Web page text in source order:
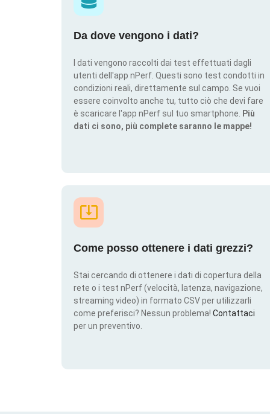
Da dove vengono i dati?
I dati vengono raccolti dai test effettuati dagli
utenti dell'app nPerf. Questi sono test condotti in
condizioni reali, direttamente sul campo. Se vuoi
essere coinvolto anche tu, tutto ciò che devi fare
è scaricare l'app nPerf sul tuo smartphone.
Più
dati ci sono, più complete saranno le mappe!
Come posso ottenere i dati grezzi?
Stai cercando di ottenere i dati di copertura della
rete o i test nPerf (velocità, latenza, navigazione,
streaming video) in formato CSV per utilizzarli
come preferisci? Nessun problema! Contattaci
per un preventivo.